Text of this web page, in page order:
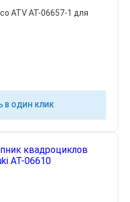
ATV AT-06657-1 для
В ОДИН КЛИК